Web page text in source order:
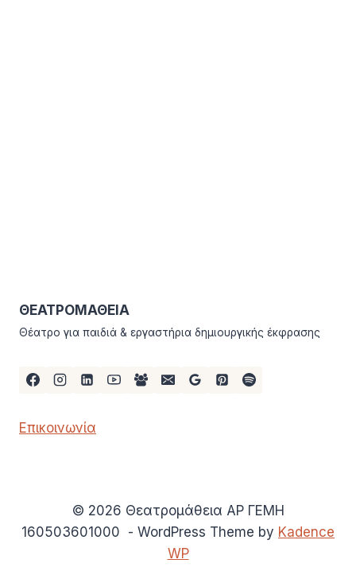
ΘΕΑΤΡΟΜΑΘΕΙΑ
Θέατρο για παιδιά & εργαστήρια δημιουργικής έκφρασης
Επικοινωνία
© 2026 Θεατρομάθεια ΑΡ ΓΕΜΗ
160503601000 - WordPress Theme by Kadence
WP